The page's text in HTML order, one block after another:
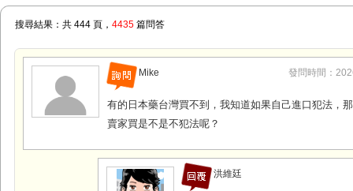
搜尋結果：共 444 頁，4435 篇問答
Mike 發問時間：
有的日本藥台灣買不到，我知道如果自己進口犯法，
賣家買是不是不犯法呢？
洪維廷